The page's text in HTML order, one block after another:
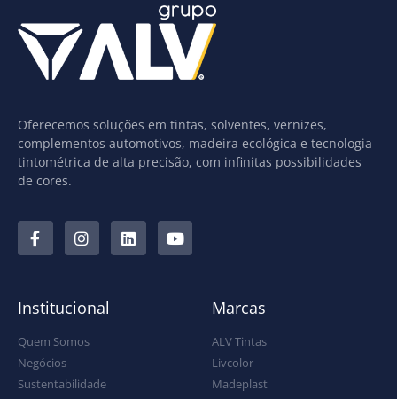
Oferecemos soluções em tintas, solventes, vernizes,
complementos automotivos, madeira ecológica e tecnologia
tintométrica de alta precisão, com infinitas possibilidades
de cores.
Institucional
Quem Somos
Negócios
Sustentabilidade
Marcas
ALV Tintas
Livcolor
Madeplast